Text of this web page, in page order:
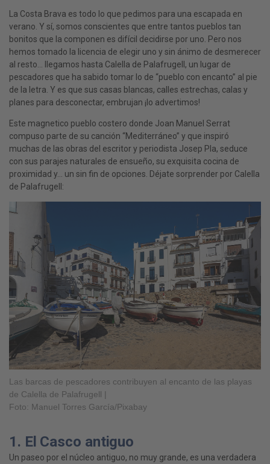
La Costa Brava es todo lo que pedimos para una escapada en
verano. Y sí, somos conscientes que entre tantos pueblos tan
bonitos que la componen es difícil decidirse por uno. Pero nos
hemos tomado la licencia de elegir uno y sin ánimo de desmerecer
al resto… llegamos hasta Calella de Palafrugell, un lugar de
pescadores que ha sabido tomar lo de “pueblo con encanto” al pie
de la letra. Y es que sus casas blancas, calles estrechas, calas y
planes para desconectar, embrujan ¡lo advertimos!
Este magnetico pueblo costero donde Joan Manuel Serrat
compuso parte de su canción “Mediterráneo” y que inspiró
muchas de las obras del escritor y periodista Josep Pla, seduce
con sus parajes naturales de ensueño, su exquisita cocina de
proximidad y… un sin fin de opciones. Déjate sorprender por Calella
de Palafrugell:
Las barcas de pescadores contribuyen al encanto de las playas
de Calella de Palafrugell |
Foto: Manuel Torres García/Pixabay
1. El Casco antiguo
Un paseo por el núcleo antiguo, no muy grande, es una verdadera